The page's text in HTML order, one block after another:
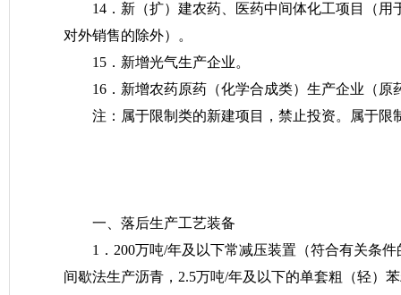
14．新（扩）建农药、医药中间体化工项目（
对外销售的除外）。
15．新增光气生产企业。
16．新增农药原药（化学合成类）生产企业（
注：属于限制类的新建项目，禁止投资。属于
一、落后生产工艺装备
1．200万吨/年及以下常减压装置（符合有关条
间歇法生产沥青，2.5万吨/年及以下的单套粗（轻）